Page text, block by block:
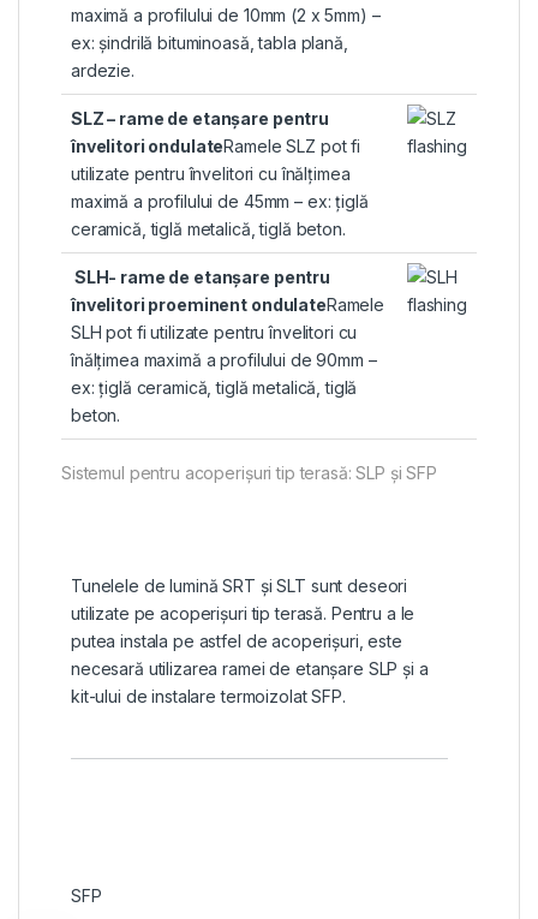
maximă a profilului de 10mm (2 x 5mm) –
ex: șindrilă bituminoasă, tabla plană,
ardezie.
SLZ – rame de etanșare pentru
învelitori ondulateRamele SLZ pot fi
utilizate pentru învelitori cu înălțimea
maximă a profilului de 45mm – ex: țiglă
ceramică, tiglă metalică, tiglă beton.
SLH- rame de etanșare pentru
învelitori proeminent ondulateRamele
SLH pot fi utilizate pentru învelitori cu
înălțimea maximă a profilului de 90mm –
ex: țiglă ceramică, tiglă metalică, tiglă
beton.
Sistemul pentru acoperișuri tip terasă: SLP și SFP
Tunelele de lumină SRT și SLT sunt deseori
utilizate pe acoperișuri tip terasă. Pentru a le
putea instala pe astfel de acoperișuri, este
necesară utilizarea ramei de etanșare SLP și a
kit-ului de instalare termoizolat SFP.
SFP